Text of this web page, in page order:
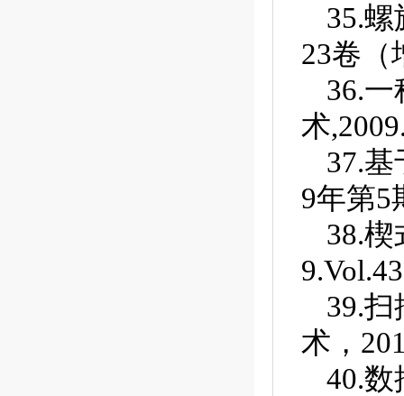
35.
23卷（
36.
术
37.
9年第5
38.
39.
术，
40.